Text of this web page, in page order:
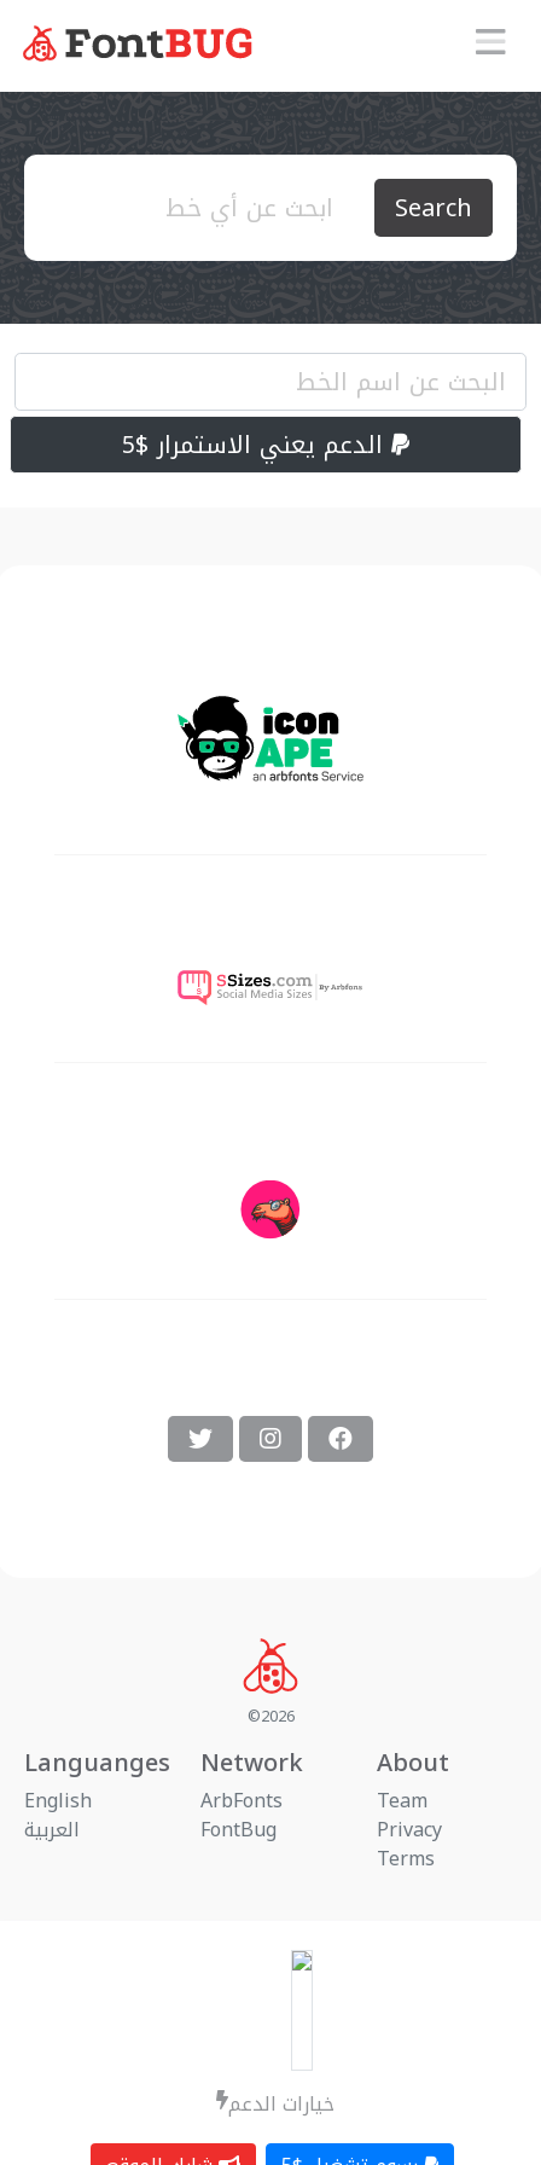
Search
الدعم يعني الاستمرار $5
خيارات الدعم
©2026
Languanges
English
العربية
Network
ArbFonts
FontBug
About
Team
Privacy
Terms